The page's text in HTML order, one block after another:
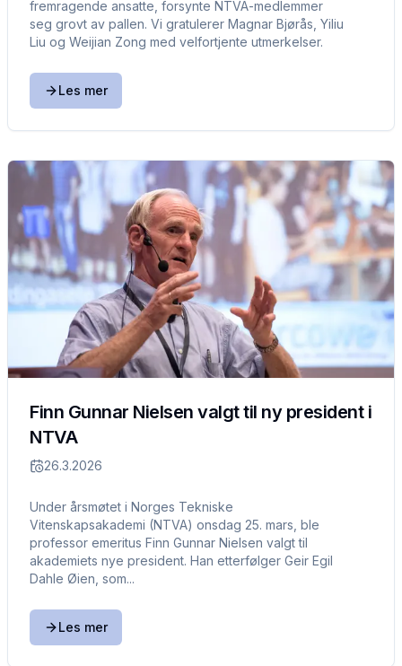
fremragende ansatte, forsynte NTVA-medlemmer
seg grovt av pallen. Vi gratulerer Magnar Bjørås, Yiliu
Liu og Weijian Zong med velfortjente utmerkelser.
Les mer
Finn Gunnar Nielsen valgt til ny president i
NTVA
26.3.2026
Under årsmøtet i Norges Tekniske
Vitenskapsakademi (NTVA) onsdag 25. mars, ble
professor emeritus Finn Gunnar Nielsen valgt til
akademiets nye president. Han etterfølger Geir Egil
Dahle Øien, som...
Les mer